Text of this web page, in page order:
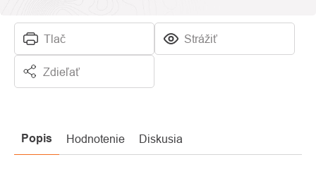
Tlač Strážiť
Zdieľať
Popis Hodnotenie Diskusia